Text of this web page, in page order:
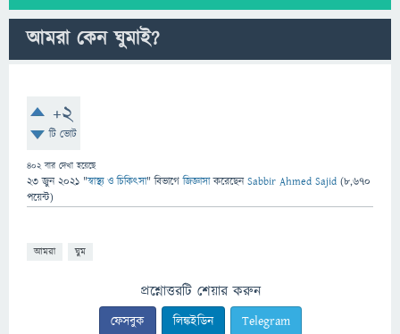
আমরা কেন ঘুমাই?
+2
টি ভোট
402বার দেখা হয়েছে
23 জুন 2021 "স্বাস্থ্য ও চিকিৎসা" বিভাগে জিজ্ঞাসাকরেছেনSabbir Ahmed Sajid (8,670
পয়েন্ট)
আমরা ঘুম
প্রশ্নোত্তরটি শেয়ার করুন
ফেসবুক লিঙ্কইডিন Telegram